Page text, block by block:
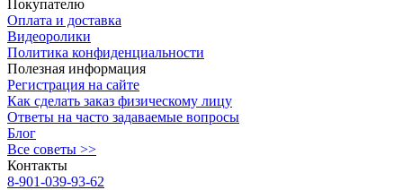
Покупателю
Оплата и доставка
Видеоролики
Политика конфиденциальности
Полезная информация
Регистрация на сайте
Как сделать заказ физическому лицу
Ответы на часто задаваемые вопросы
Блог
Все советы >>
Контакты
8-901-039-93-62